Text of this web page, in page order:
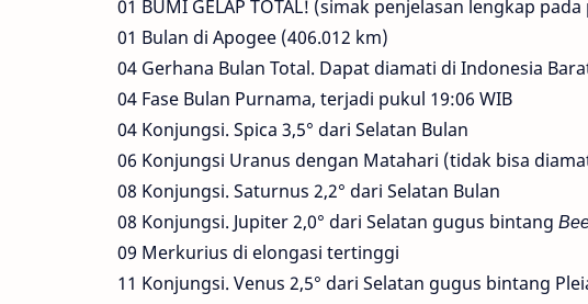
01 BUMI GELAP TOTAL! (simak penjelasan lengkap
01 Bulan di Apogee (406.012 km)
04 Gerhana Bulan Total. Dapat diamati di Indonesia
04 Fase Bulan Purnama, terjadi pukul 19:06 WIB
04 Konjungsi. Spica 3,5° dari Selatan Bulan
06 Konjungsi Uranus dengan Matahari (tidak bisa
08 Konjungsi. Saturnus 2,2° dari Selatan Bulan
08 Konjungsi. Jupiter 2,0° dari Selatan gugus bintang
09 Merkurius di elongasi tertinggi
11 Konjungsi. Venus 2,5° dari Selatan gugus bintang